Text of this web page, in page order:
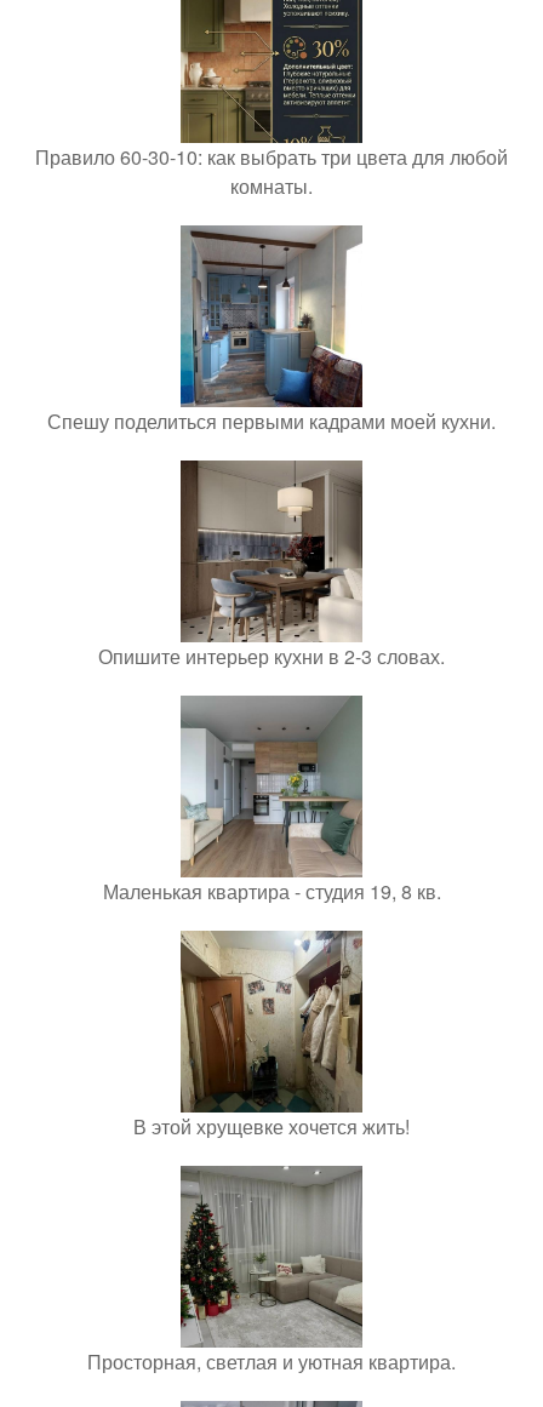
Правило 60-30-10: как выбрать три цвета для любой
комнаты.
Спешу поделиться первыми кадрами моей кухни.
Опишите интерьер кухни в 2-3 словах.
Маленькая квартира - студия 19, 8 кв.
В этой хрущевке хочется жить!
Просторная, светлая и уютная квартира.